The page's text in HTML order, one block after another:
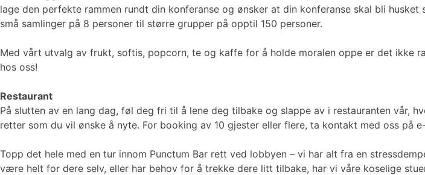
lage den perfekte rammen rundt din konferanse og ønsker at din konferanse skal bli
små samlinger på 8 personer til større grupper på opptil 150 personer.
Med vårt utvalg av frukt, softis, popcorn, te og kaffe for å holde moralen oppe er det ikke
hos oss!
Restaurant
På slutten av en lang dag, føl deg fri til å lene deg tilbake og slappe av i restauranten vår,
retter som du vil ønske å nyte. For booking av 10 gjester eller flere, ta kontakt med oss på
Topp det hele med en tur innom Punctum Bar rett ved lobbyen – vi har alt fra en
være helt for dere selv, eller har behov for å trekke dere litt tilbake, har vi våre koselige